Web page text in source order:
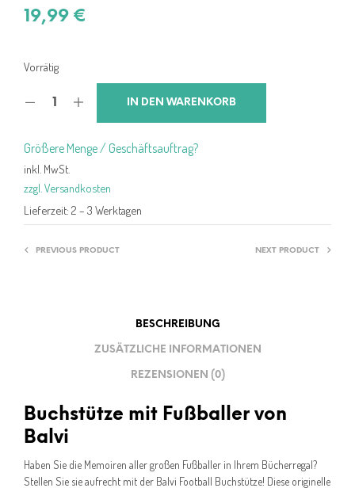
19,99 €
Vorrätig
IN DEN WARENKORB
Größere Menge / Geschäftsauftrag?
inkl. MwSt.
zzgl. Versandkosten
Lieferzeit: 2 – 3 Werktagen
PREVIOUS PRODUCT NEXT PRODUCT
BESCHREIBUNG
ZUSÄTZLICHE INFORMATIONEN
REZENSIONEN (0)
Buchstütze mit Fußballer von
Balvi
Haben Sie die Memoiren aller großen Fußballer in Ihrem Bücherregal?
Stellen Sie sie aufrecht mit der Balvi Football Buchstütze! Diese originelle